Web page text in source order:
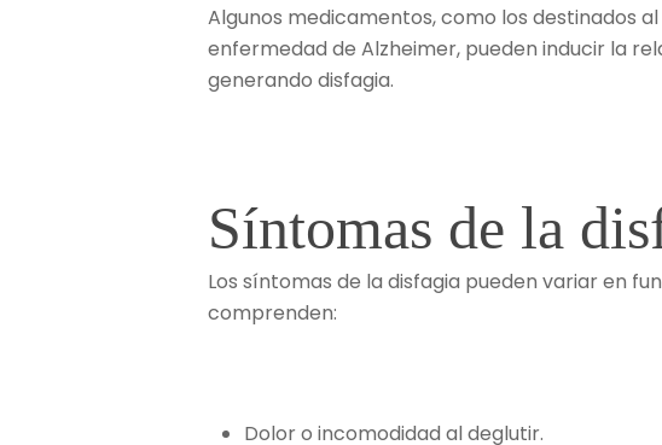
Algunos medicamentos, como los destinados
enfermedad de Alzheimer, pueden inducir la
generando disfagia.
Síntomas de la
Los síntomas de la disfagia pueden variar en
comprenden:
Dolor o incomodidad al deglutir.